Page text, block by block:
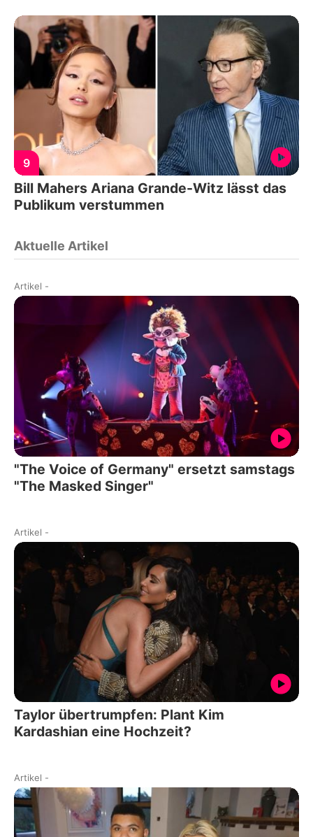
9
Bill Mahers Ariana Grande-Witz lässt das
Publikum verstummen
Aktuelle Artikel
Artikel -
"The Voice of Germany" ersetzt samstags
"The Masked Singer"
Artikel -
Taylor übertrumpfen: Plant Kim
Kardashian eine Hochzeit?
Artikel -